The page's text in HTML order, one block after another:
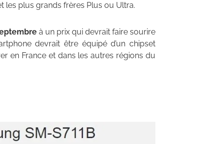
les plus grands frères Plus ou Ultra.
à un prix qui devrait faire sourire
devrait être équipé d’un chipset
en France et dans les autres régions du